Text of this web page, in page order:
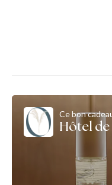
Ce bon
Hôtel de